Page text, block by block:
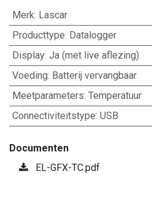
Merk: Lascar
Producttype: Datalogger
Display: Ja (met live aflezing)
Voeding: Batterij vervangbaar
Meetparameters: Temperatuur
Connectiviteitstype: USB
Documenten
EL-GFX-TC.pdf